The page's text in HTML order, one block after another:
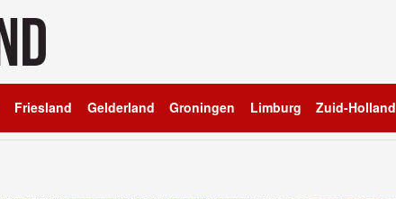
Friesland Gelderland Groningen Limburg Zuid-Holland